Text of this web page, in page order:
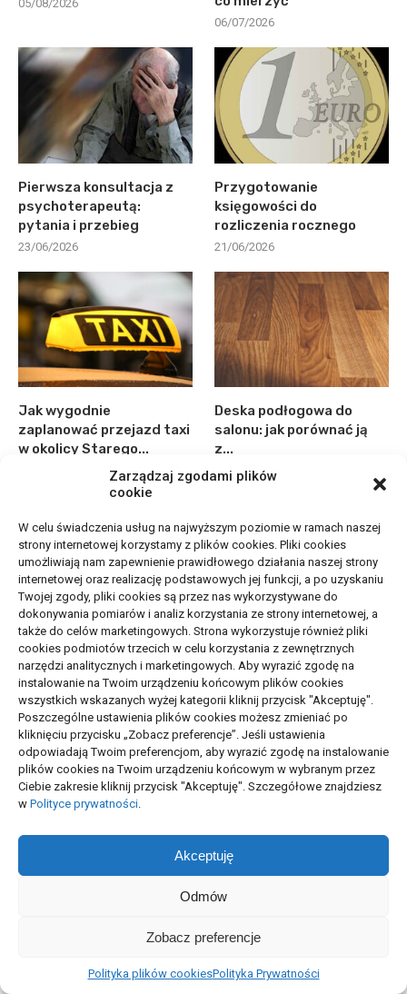
Zarządzaj zgodami plików
cookie
W celu świadczenia usług na najwyższym poziomie w ramach naszej
strony internetowej korzystamy z plików cookies. Pliki cookies
umożliwiają nam zapewnienie prawidłowego działania naszej strony
internetowej oraz realizację podstawowych jej funkcji, a po uzyskaniu
Twojej zgody, pliki cookies są przez nas wykorzystywane do
dokonywania pomiarów i analiz korzystania ze strony internetowej, a
także do celów marketingowych. Strona wykorzystuje również pliki
cookies podmiotów trzecich w celu korzystania z zewnętrznych
narzędzi analitycznych i marketingowych. Aby wyrazić zgodę na
instalowanie na Twoim urządzeniu końcowym plików cookies
wszystkich wskazanych wyżej kategorii kliknij przycisk "Akceptuję".
Poszczególne ustawienia plików cookies możesz zmieniać po
kliknięciu przycisku „Zobacz preferencje”. Jeśli ustawienia
odpowiadają Twoim preferencjom, aby wyrazić zgodę na instalowanie
plików cookies na Twoim urządzeniu końcowym w wybranym przez
Ciebie zakresie kliknij przycisk "Akceptuję". Szczegółowe znajdziesz
w Polityce prywatności.
Akceptuję
Odmów
Zobacz preferencje
Polityka plików cookiesPolityka Prywatności
05/08/2026
06/07/2026
Pierwsza konsultacja z
psychoterapeutą:
pytania i przebieg
23/06/2026
Przygotowanie
księgowości do
rozliczenia rocznego
21/06/2026
Jak wygodnie
zaplanować przejazd taxi
w okolicy Starego...
Deska podłogowa do
salonu: jak porównać ją
z...
10/06/2026
NOWOŚCI
Kod blokady a wymiana baterii lub
ekranu
05/08/2026
Wskaźniki rozpoznawalności marki:
Pierwsza konsultacja z
przebieg